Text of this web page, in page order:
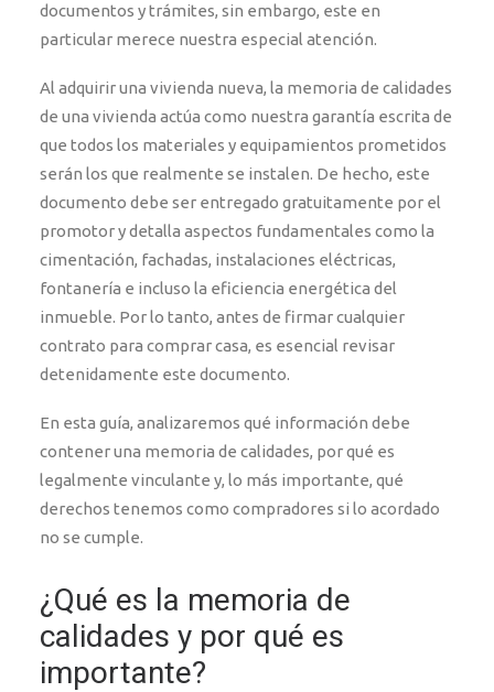
documentos y trámites, sin embargo, este en
particular merece nuestra especial atención.
Al adquirir una vivienda nueva, la memoria de calidades
de una vivienda actúa como nuestra garantía escrita de
que todos los materiales y equipamientos prometidos
serán los que realmente se instalen. De hecho, este
documento debe ser entregado gratuitamente por el
promotor y detalla aspectos fundamentales como la
cimentación, fachadas, instalaciones eléctricas,
fontanería e incluso la eficiencia energética del
inmueble. Por lo tanto, antes de firmar cualquier
contrato para comprar casa, es esencial revisar
detenidamente este documento.
En esta guía, analizaremos qué información debe
contener una memoria de calidades, por qué es
legalmente vinculante y, lo más importante, qué
derechos tenemos como compradores si lo acordado
no se cumple.
¿Qué es la memoria de
calidades y por qué es
importante?